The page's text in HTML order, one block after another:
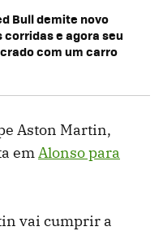
Bull demite novo
corridas e agora seu
com um carro
Aston Martin,
emAlonso para
vai cumprir a